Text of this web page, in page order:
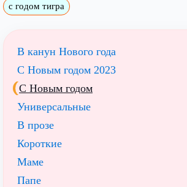
с годом тигра
В канун Нового года
С Новым годом 2023
С Новым годом
Универсальные
В прозе
Короткие
Маме
Папе